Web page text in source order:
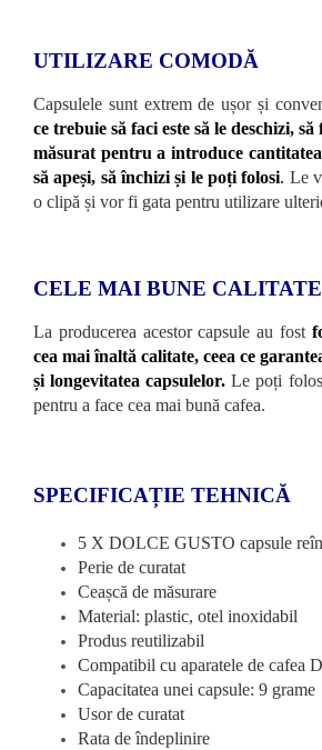
UTILIZARE COMODĂ
Capsulele sunt extrem de ușor și
ce trebuie să faci este să le deschizi,
măsurat pentru a introduce cantitatea
să apeși, să închizi și le poți folosi. Le
o clipă și vor fi gata pentru utilizare
CELE MAI BUNE
La producerea acestor capsule au fost
cea mai înaltă calitate, ceea ce
și longevitatea capsulelor.Le poți
pentru a face cea mai bună cafea.
SPECIFICAȚIE TEHNICĂ
5 X DOLCE GUSTO capsule
Perie de curatat
Ceașcă de măsurare
Material: plastic, otel inoxidabil
Produs reutilizabil
Compatibil cu aparatele de cafea
Capacitatea unei capsule: 9 grame
Usor de curatat
Rata de îndeplinire